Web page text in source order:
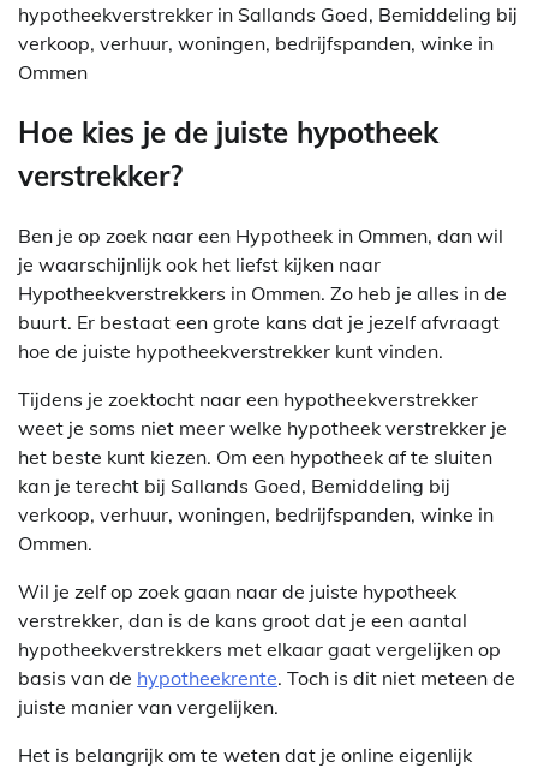
hypotheekverstrekker in Sallands Goed, Bemiddeling bij
verkoop, verhuur, woningen, bedrijfspanden, winke in
Ommen
Hoe kies je de juiste hypotheek
verstrekker?
Ben je op zoek naar een Hypotheek in Ommen, dan wil
je waarschijnlijk ook het liefst kijken naar
Hypotheekverstrekkers in Ommen. Zo heb je alles in de
buurt. Er bestaat een grote kans dat je jezelf afvraagt
hoe de juiste hypotheekverstrekker kunt vinden.
Tijdens je zoektocht naar een hypotheekverstrekker
weet je soms niet meer welke hypotheek verstrekker je
het beste kunt kiezen. Om een hypotheek af te sluiten
kan je terecht bij Sallands Goed, Bemiddeling bij
verkoop, verhuur, woningen, bedrijfspanden, winke in
Ommen.
Wil je zelf op zoek gaan naar de juiste hypotheek
verstrekker, dan is de kans groot dat je een aantal
hypotheekverstrekkers met elkaar gaat vergelijken op
basis van de hypotheekrente. Toch is dit niet meteen de
juiste manier van vergelijken.
Het is belangrijk om te weten dat je online eigenlijk